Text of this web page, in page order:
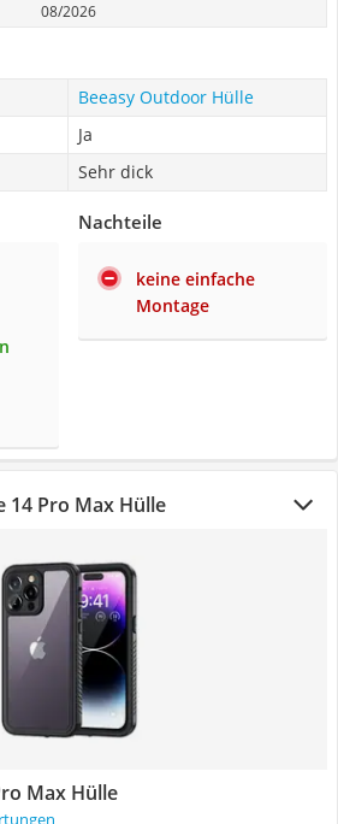
08/2026
Beeasy Outdoor Hülle
Ja
Sehr dick
Nachteile
keine einfache
Montage
14 Pro Max Hülle
Max Hülle